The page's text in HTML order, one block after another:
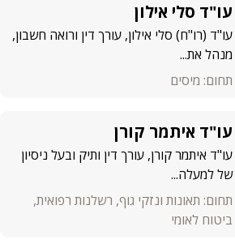
עו"ד סלי אילון
עו"ד (רו"ח) סלי אילון, עורך דין ורואה חשבון,
מנהל את...
תחום: מיסים
עו"ד איתמר קורן
עו"ד איתמר קורן, עורך דין ותיק ובעל ניסיון
של למעלה...
תחום: תאונות ונזקי גוף, רשלנות רפואית,
ביטוח לאומי